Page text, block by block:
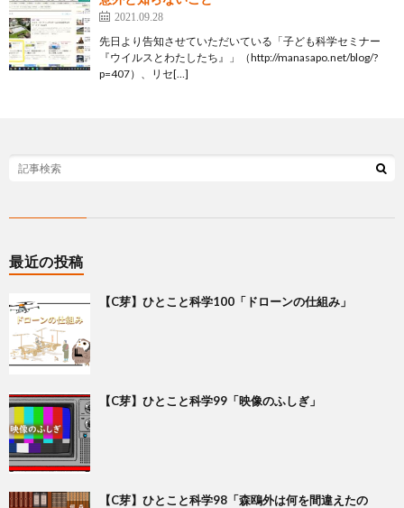
2021.09.28
先日より告知させていただいている「子ども科学セミナー
『ウイルスとわたしたち』」（http://manasapo.net/blog/?
p=407）、リセ[…]
最近の投稿
【C芽】ひとこと科学100「ドローンの仕組み」
【C芽】ひとこと科学99「映像のふしぎ」
【C芽】ひとこと科学98「森鴎外は何を間違えたの